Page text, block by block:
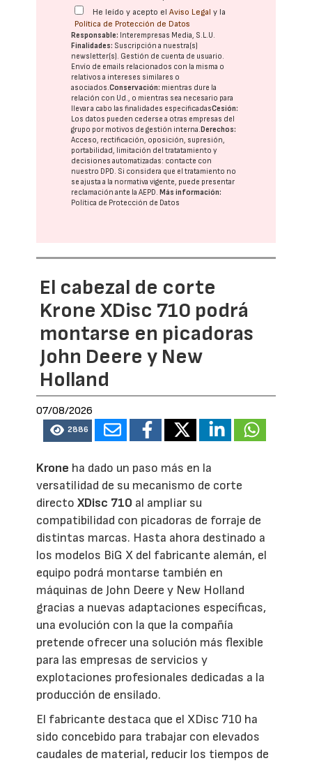
He leído y acepto elAviso Legal y la
Política de Protección de Datos
Responsable: Interempresas Media, S.L.U.
Finalidades: Suscripción a nuestra(s)
newsletter(s). Gestión de cuenta de usuario.
Envío de emails relacionados con la misma o
relativos a intereses similares o
asociados.Conservación: mientras dure la
relación con Ud., o mientras sea necesario para
llevar a cabo las finalidades especificadasCesión:
Los datos pueden cederse a otras empresas del
grupo por motivos de gestión interna. Derechos:
Acceso, rectificación, oposición, supresión,
portabilidad, limitación del tratatamiento y
decisiones automatizadas: contacte con
nuestro DPD. Si considera que el tratamiento no
se ajusta a la normativa vigente, puede presentar
reclamación ante laAEPD. Más información:
Política de Protección de Datos
El cabezal de corte
Krone XDisc 710 podrá
montarse en picadoras
John Deere y New
Holland
07/08/2026
2886
Krone ha dado un paso más en la
versatilidad de su mecanismo de corte
directoXDisc 710 al ampliar su
compatibilidad con picadoras de forraje de
distintas marcas. Hasta ahora destinado a
los modelos BiG X del fabricante alemán, el
equipo podrá montarse también en
máquinas de John Deere y New Holland
gracias a nuevas adaptaciones específicas,
una evolución con la que la compañía
pretende ofrecer una solución más flexible
para las empresas de servicios y
explotaciones profesionales dedicadas a la
producción de ensilado.
El fabricante destaca que el XDisc 710 ha
sido concebido para trabajar con elevados
caudales de material, reducir los tiempos de